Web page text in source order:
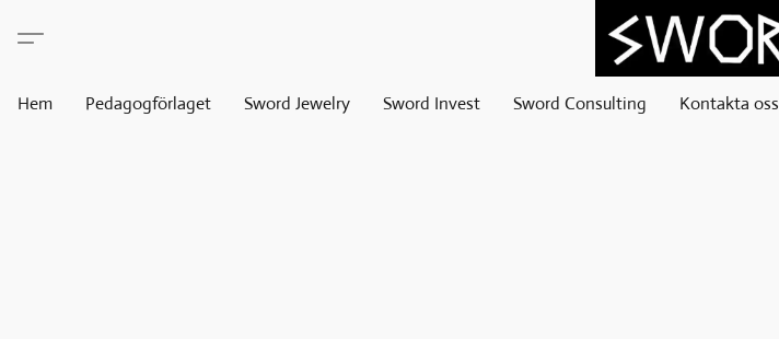
Hem Pedagogförlaget Sword Jewelry Sword Invest Sword Consulting Kontakta oss